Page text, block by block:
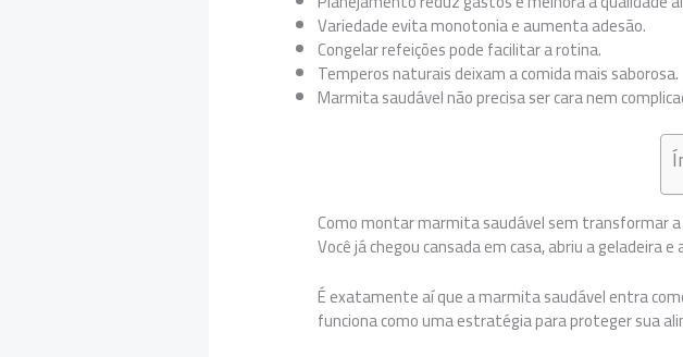
Variedade evita monotonia e aumenta adesão.
Congelar refeições pode facilitar a rotina.
Temperos naturais deixam a comida mais saborosa.
Marmita saudável não precisa ser cara nem
Como montar marmita saudável sem transformar
Você já chegou cansada em casa, abriu a geladeira
É exatamente aí que a marmita saudável entra
funciona como uma estratégia para proteger sua